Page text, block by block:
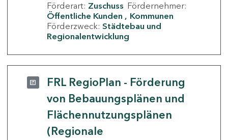
Förderart: Zuschuss Fördernehmer:
Öffentliche Kunden
Kommunen
Förderzweck: Städtebau und
Regionalentwicklung
FRL RegioPlan - Förderung
von Bebauungsplänen und
Flächennutzungsplänen
(Regionale